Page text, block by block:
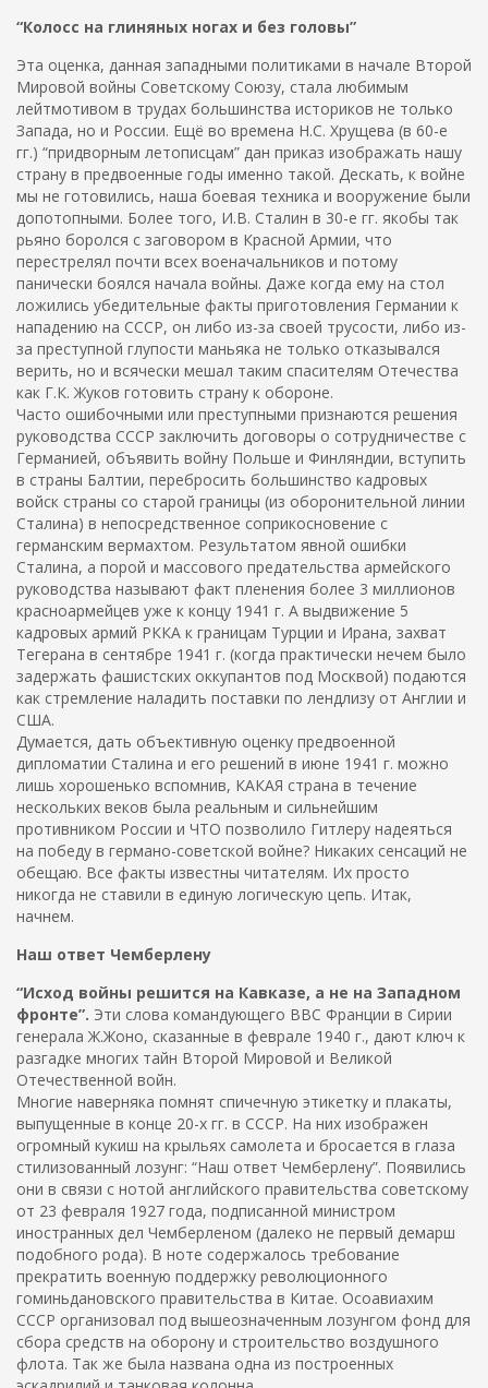
“Колосс на глиняных ногах и без головы”
Эта оценка, данная западными политиками в начале Второй
Мировой войны Советскому Союзу, стала любимым
лейтмотивом в трудах большинства историков не только
Запада, но и России. Ещё во времена Н.С. Хрущева (в 60-е
гг.) “придворным летописцам” дан приказ изображать нашу
страну в предвоенные годы именно такой. Дескать, к войне
мы не готовились, наша боевая техника и вооружение были
допотопными. Более того, И.В. Сталин в 30-е гг. якобы так
рьяно боролся с заговором в Красной Армии, что
перестрелял почти всех военачальников и потому
панически боялся начала войны. Даже когда ему на стол
ложились убедительные факты приготовления Германии к
нападению на СССР, он либо из-за своей трусости, либо из-
за преступной глупости маньяка не только отказывался
верить, но и всячески мешал таким спасителям Отечества
как Г.К. Жуков готовить страну к обороне.
Часто ошибочными или преступными признаются решения
руководства СССР заключить договоры о сотрудничестве с
Германией, объявить войну Польше и Финляндии, вступить
в страны Балтии, перебросить большинство кадровых
войск страны со старой границы (из оборонительной линии
Сталина) в непосредственное соприкосновение с
германским вермахтом. Результатом явной ошибки
Сталина, а порой и массового предательства армейского
руководства называют факт пленения более 3 миллионов
красноармейцев уже к концу 1941 г. А выдвижение 5
кадровых армий РККА к границам Турции и Ирана, захват
Тегерана в сентябре 1941 г. (когда практически нечем было
задержать фашистских оккупантов под Москвой) подаются
как стремление наладить поставки по лендлизу от Англии и
США.
Думается, дать объективную оценку предвоенной
дипломатии Сталина и его решений в июне 1941 г. можно
лишь хорошенько вспомнив, КАКАЯ страна в течение
нескольких веков была реальным и сильнейшим
противником России и ЧТО позволило Гитлеру надеяться
на победу в германо-советской войне? Никаких сенсаций не
обещаю. Все факты известны читателям. Их просто
никогда не ставили в единую логическую цепь. Итак,
начнем.
Наш ответ Чемберлену
“Исход войны решится на Кавказе, а не на Западном
фронте”. Эти слова командующего ВВС Франции в Сирии
генерала Ж.Жоно, сказанные в феврале 1940 г., дают ключ к
разгадке многих тайн Второй Мировой и Великой
Отечественной войн.
Многие наверняка помнят спичечную этикетку и плакаты,
выпущенные в конце 20-х гг. в СССР. На них изображен
огромный кукиш на крыльях самолета и бросается в глаза
стилизованный лозунг: “Наш ответ Чемберлену”. Появились
они в связи с нотой английского правительства советскому
от 23 февраля 1927 года, подписанной министром
иностранных дел Чемберленом (далеко не первый демарш
подобного рода). В ноте содержалось требование
прекратить военную поддержку революционного
гоминьдановского правительства в Китае. Осоавиахим
СССР организовал под вышеозначенным лозунгом фонд для
сбора средств на оборону и строительство воздушного
флота. Так же была названа одна из построенных